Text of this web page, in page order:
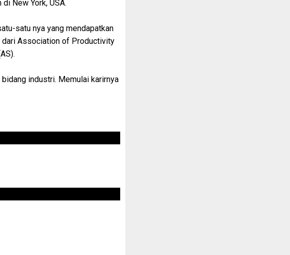
New York, USA.
satu nya yang mendapatkan
Association of Productivity
industri. Memulai karirnya